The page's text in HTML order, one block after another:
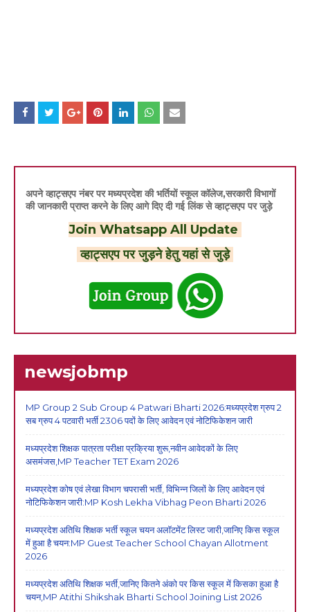
अपने व्हाट्सएप नंबर पर मध्यप्रदेश की भर्तियों स्कूल कॉलेज,सरकारी विभागों
की जानकारी प्राप्त करने के लिए आगे दिए दी गई लिंक से व्हाट्सएप पर जुड़े
Join Whatsapp All Update
व्हाट्सएप पर जुड़ने हेतु यहां से जुड़े
newsjobmp
MP Group 2 Sub Group 4 Patwari Bharti 2026:मध्यप्रदेश ग्रुप 2
सब ग्रुप 4 पटवारी भर्ती 2306 पदों के लिए आवेदन एवं नोटिफिकेशन जारी
मध्यप्रदेश शिक्षक पात्रता परीक्षा प्रक्रिया शुरू,नवीन आवेदकों के लिए
असमंजस,MP Teacher TET Exam 2026
मध्यप्रदेश कोष एवं लेखा विभाग चपरासी भर्ती, विभिन्न जिलों के लिए आवेदन एवं
नोटिफिकेशन जारी:MP Kosh Lekha Vibhag Peon Bharti 2026
मध्यप्रदेश अतिथि शिक्षक भर्ती स्कूल चयन अलॉटमेंट लिस्ट जारी,जानिए किस स्कूल
में हुआ है चयन:MP Guest Teacher School Chayan Allotment
2026
मध्यप्रदेश अतिथि शिक्षक भर्ती,जानिए कितने अंको पर किस स्कूल में किसका हुआ है
चयन,MP Atithi Shikshak Bharti School Joining List 2026